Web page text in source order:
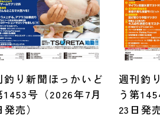
釣り新聞ほっかいど
1453号（2026年7月
売）
週刊釣
う第
23日発売